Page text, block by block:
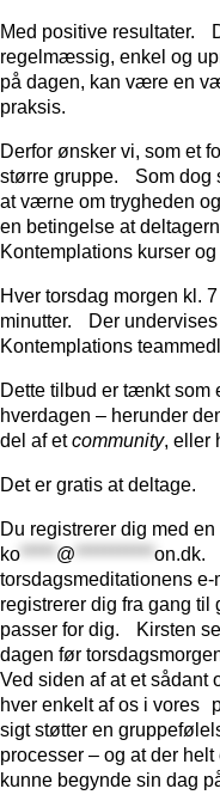
Med positive resultater.
regelmæssig, enkel og
på dagen, kan være en
praksis.
Derfor ønsker vi, som et
større gruppe. Som dog
at værne om trygheden
en betingelse at
Kontemplations kurser
Hver torsdag morgen kl.
minutter. Der
Kontemplations
Dette tilbud er tænkt som
hverdagen – herunder
del af etcommunity, eller
Det er gratis at deltage.
Du registrerer dig med
ko ***** @ *********** on.dk.
torsdagsmeditationens
registrerer dig fra gang til
passer for dig. Kirsten
dagen før
Ved siden af at et
hver enkelt af os i vores
sigt støtter en
processer – og at der
kunne begynde sin dag